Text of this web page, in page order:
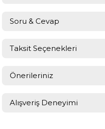
Soru & Cevap
Taksit Seçenekleri
Önerileriniz
konularda yetersiz gördüğünüz
Alışveriş Deneyimi